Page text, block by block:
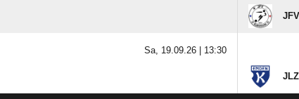
Sa, 19.09.26 | 13:30